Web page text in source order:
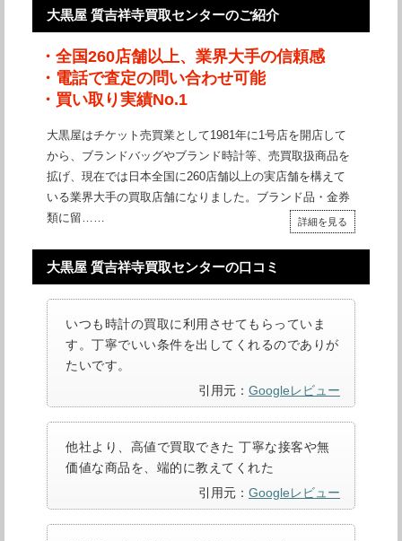
大黒屋 質吉祥寺買取センターのご紹介
・全国260店舗以上、業界大手の信頼感
・電話で査定の問い合わせ可能
・買い取り実績No.1
大黒屋はチケット売買業として1981年に1号店を開店して
から、ブランドバッグやブランド時計等、売買取扱商品を
拡げ、現在では日本全国に260店舗以上の実店舗を構えて
いる業界大手の買取店舗になりました。ブランド品・金券
類に留……
詳細を見る
大黒屋 質吉祥寺買取センターの口コミ
いつも時計の買取に利用させてもらっていま
す。丁寧でいい条件を出してくれるのでありが
たいです。
引用元： Googleレビュー
他社より、高値で買取できた 丁寧な接客や無
価値な商品を、端的に教えてくれた
引用元： Googleレビュー